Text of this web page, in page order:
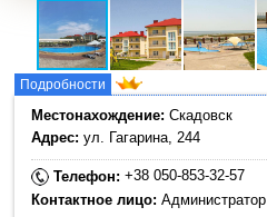
Подробности
Местонахождение: Скадовск
Адрес: ул. Гагарина, 244
Телефон:+38 050-853-32-57
Контактное лицо: Администратор